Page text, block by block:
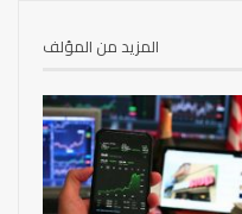
المزيد من المؤلف